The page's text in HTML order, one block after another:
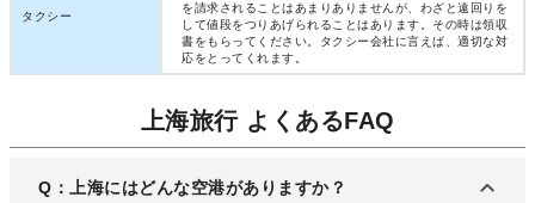
タクシー
を請求されることはあまりありませんが、わざと遠回りを
して値段をつりあげられることはあります。その時は領収
書をもらってください。タクシー会社に言えば、適切な対
応をとってくれます。
上海旅行 よくあるFAQ
Q：上海にはどんな空港がありますか？